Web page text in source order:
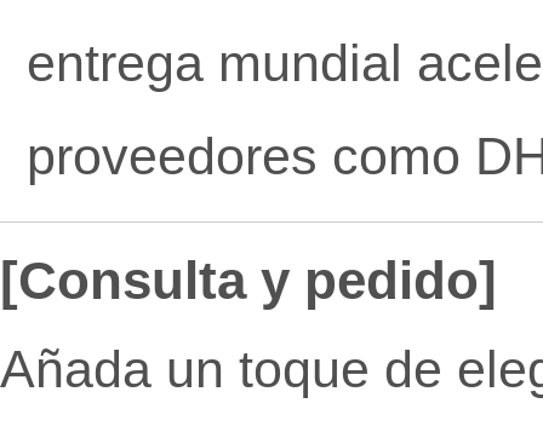
entrega mundial
proveedores como
[Consulta y pedido]
Añada un toque de